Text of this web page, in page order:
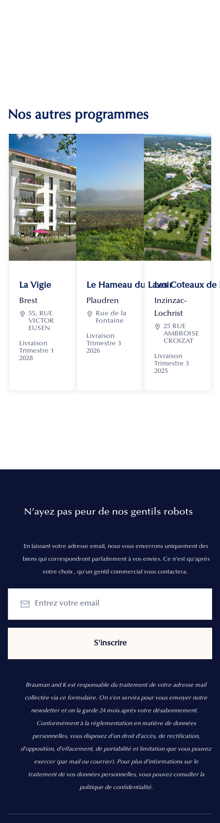
Nos autres programmes
La Vigie
Brest
 55, RUE
VICTOR
EUSEN
Livraison
Trimestre 1
2028
Le Hameau du Lavoir
Plaudren

Rue de la
Fontaine
Livraison
Trimestre 3
2026
Les Coteaux
Inzinzac-
Lochrist
 25 RUE
AMBROISE
CROIZAT
Livraison
Trimestre 3
2025
N’ayez pas peur de nos gentils robots
En laissant votre adresse email, nous vous enverrons uniquement des
biens qui correspondront parfaitement à vos envies. Ce n'est qu'après
votre choix , qu'un gentil commercial vous contactera.
Brauman and K est responsable du traitement de votre adresse mail
collectée via ce formulaire. On s’en servira pour vous envoyer notre
newsletter et on la garde 24 mois après votre désabonnement.
Conformément à la réglementation en matière de données
personnelles, vous disposez d'un droit d'accès, de rectification,
d’opposition, d’effacement, de portabilité et limitation que vous pouvez
exercer (par mail ou courrier). Pour plus d’informations sur le
traitement de vos données personnelles, vous pouvez consulter la
politique de confidentialité.